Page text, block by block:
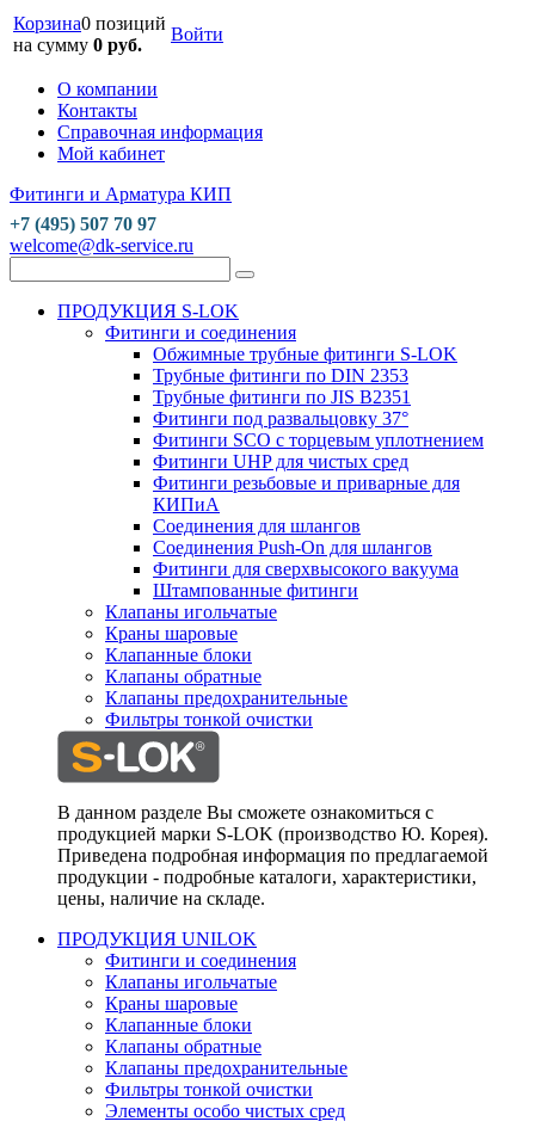
Корзина0 позиций
на сумму 0 руб.
Войти
О компании
Контакты
Справочная информация
Мой кабинет
Фитинги и Арматура КИП
+7 (495) 507 70 97
welcome@dk-service.ru
ПРОДУКЦИЯ S-LOK
Фитинги и соединения
Обжимные трубные фитинги S-LOK
Трубные фитинги по DIN 2353
Трубные фитинги по JIS B2351
Фитинги под развальцовку 37°
Фитинги SCO с торцевым уплотнением
Фитинги UHP для чистых сред
Фитинги резьбовые и приварные для
КИПиА
Соединения для шлангов
Соединения Push-On для шлангов
Фитинги для сверхвысокого вакуума
Штампованные фитинги
Клапаны игольчатые
Краны шаровые
Клапанные блоки
Клапаны обратные
Клапаны предохранительные
Фильтры тонкой очистки
В данном разделе Вы сможете ознакомиться с
продукцией марки S-LOK (производство Ю. Корея).
Приведена подробная информация по предлагаемой
продукции - подробные каталоги, характеристики,
цены, наличие на складе.
ПРОДУКЦИЯ UNILOK
Фитинги и соединения
Клапаны игольчатые
Краны шаровые
Клапанные блоки
Клапаны обратные
Клапаны предохранительные
Фильтры тонкой очистки
Элементы особо чистых сред